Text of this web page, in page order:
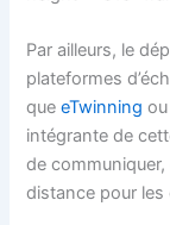
Par ailleurs, le
plateformes
queeTwinning ou
intégrante de
de
distance pour les